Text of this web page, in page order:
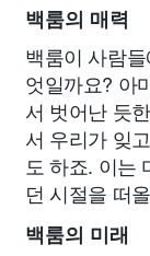
백룸의 매력
백룸이 사람
엇일까요? 아
서 벗어난 듯
서 우리가 잊
도 하죠. 이는
던 시절을 떠
백룸의 미래